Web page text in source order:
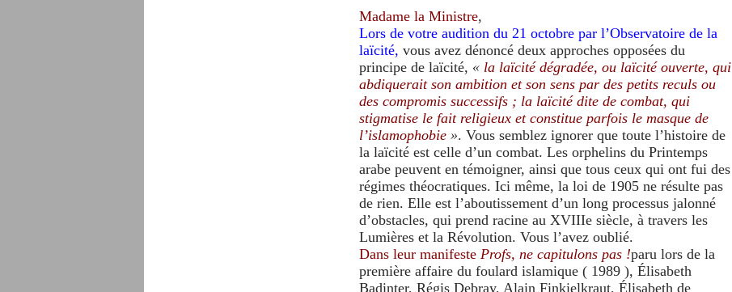
Madame la Ministre,
Lors de votre audition du 21 octobre par l’Observatoire de la
laïcité, vous avez dénoncé deux approches opposées du
principe de laïcité, « la laïcité dégradée, ou laïcité ouverte, qui
abdiquerait son ambition et son sens par des petits reculs ou
des compromis successifs ; la laïcité dite de combat, qui
stigmatise le fait religieux et constitue parfois le masque de
l’islamophobie ». Vous semblez ignorer que toute l’histoire de
la laïcité est celle d’un combat. Les orphelins du Printemps
arabe peuvent en témoigner, ainsi que tous ceux qui ont fui des
régimes théocratiques. Ici même, la loi de 1905 ne résulte pas
de rien. Elle est l’aboutissement d’un long processus jalonné
d’obstacles, qui prend racine au XVIIIe siècle, à travers les
Lumières et la Révolution. Vous l’avez oublié.
Dans leur manifeste Profs, ne capitulons pas !paru lors de la
première affaire du foulard islamique ( 1989 ), Élisabeth
Badinter, Régis Debray, Alain Finkielkraut, Élisabeth de